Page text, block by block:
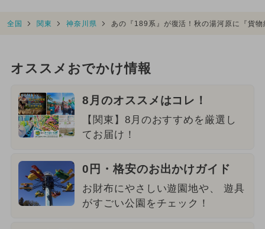
全国 関東 神奈川県 あの『189系』が復活！秋の湯河原に『貨
オススメおでかけ情報
8月のオススメはコレ！
【関東】8月のおすすめを厳選し
てお届け！
0円・格安のお出かけガイド
お財布にやさしい遊園地や、 遊具
がすごい公園をチェック！